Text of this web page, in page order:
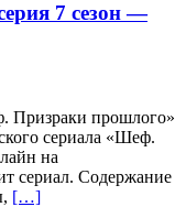
7 сезон —
Призраки прошлого»
сериала «Шеф.
на
сериал. Содержание
[…]